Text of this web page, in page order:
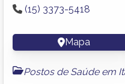
(15) 3373-5418
Mapa
Postos de Saúde em